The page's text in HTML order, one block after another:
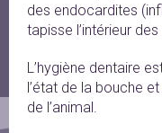
des endocardites
tapisse l’intérieur
L’hygiène dentaire
l’état de la bouche
de l’animal.